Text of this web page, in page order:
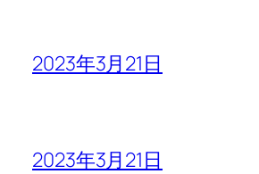
2023年3月21日
2023年3月21日